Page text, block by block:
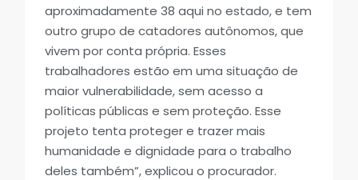
aproximadamente 38 aqui no estado, e tem
outro grupo de catadores autônomos, que
vivem por conta própria. Esses
trabalhadores estão em uma situação de
maior vulnerabilidade, sem acesso a
políticas públicas e sem proteção. Esse
projeto tenta proteger e trazer mais
humanidade e dignidade para o trabalho
deles também”, explicou o procurador.